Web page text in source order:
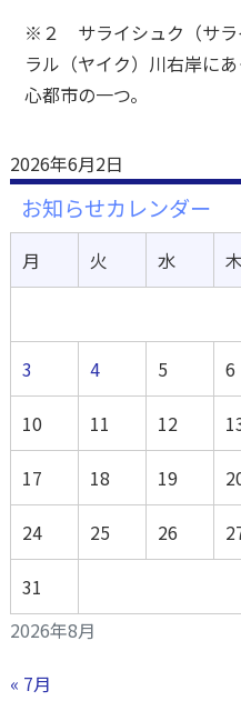
※２ サライシュク（サラ
ラル（ヤイク）川右岸に
心都市の一つ。
2026年6月2日
お知らせカレンダー
2026年8月
月 火 水 木
3 4 5 6
10 11 12
17 18 19
24 25 26
31
« 7月